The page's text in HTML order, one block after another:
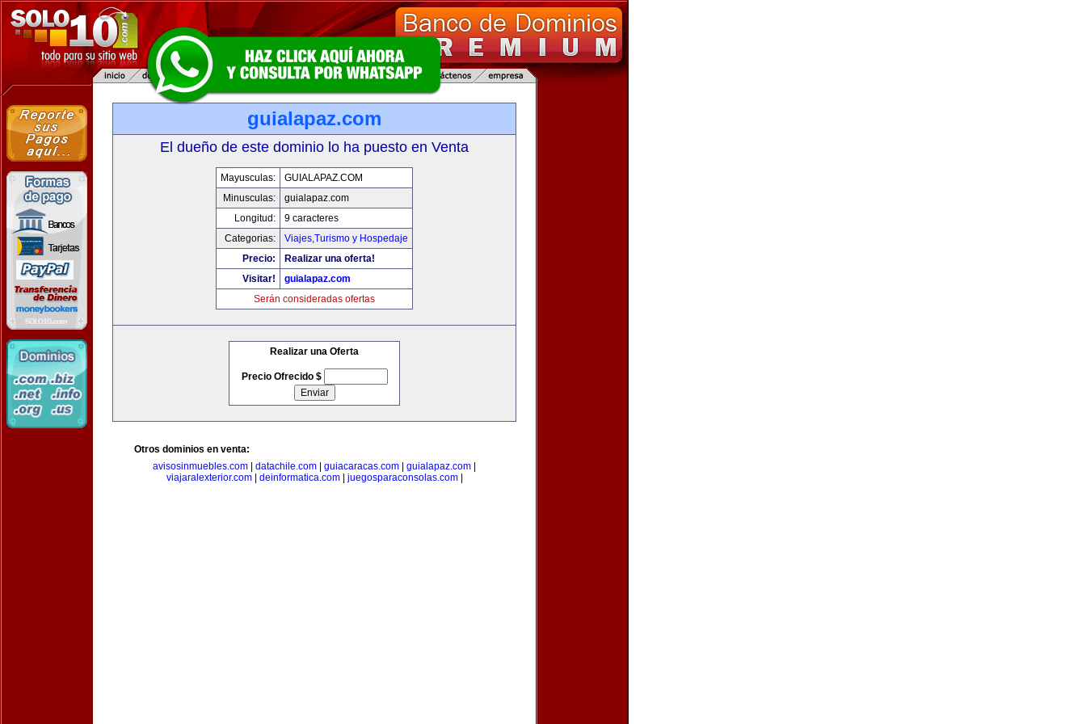
guialapaz.com
El dueño de este dominio lo ha puesto en Venta
Mayusculas:
GUIALAPAZ.COM
Minusculas:
guialapaz.com
Longitud:
9 caracteres
Categorias:
Viajes,Turismo y Hospedaje
Precio:
Realizar una oferta!
Visitar!
guialapaz.com
Serán consideradas ofertas
Realizar una Oferta
Precio Ofrecido $
Otros dominios en venta:
avisosinmuebles.com
datachile.com guiacaracas.com guialapaz.com
viajaralexterior.com| deinformatica.com| juegosparaconsolas.com|